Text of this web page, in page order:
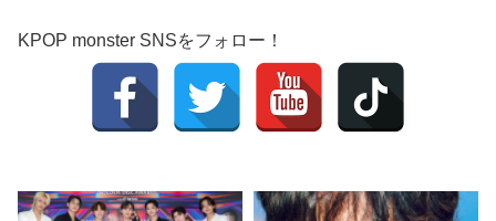
KPOP monster SNSをフォロー！